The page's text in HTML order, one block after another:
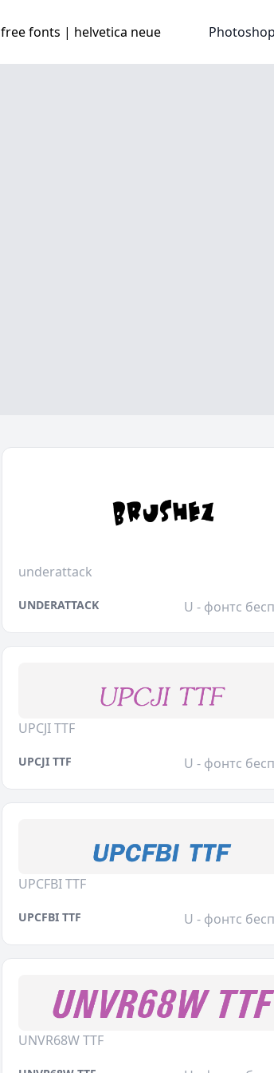
free fonts | helvetica neue
underattack
UNDERATTACK U - фонтс
UPCJI TTF
UPCJI TTF U - фонтс
UPCFBI TTF
UPCFBI TTF U - фонтс
UNVR68W TTF